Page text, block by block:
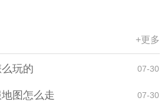
+更多
玩的 07-30
图怎么走 07-30